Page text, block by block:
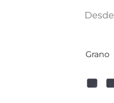
Desde
Grano